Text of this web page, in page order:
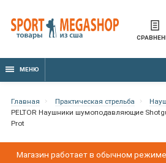
МЕНЮ
Главная Практическая стрельба
PELTOR Наушники шумоподавляющие
Prot
Магазин работает в обычном